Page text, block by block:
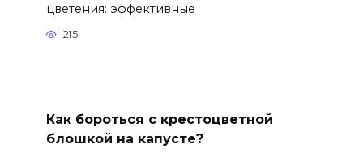
цветения: эффективные
215
Как бороться с крестоцветной
блошкой на капусте?